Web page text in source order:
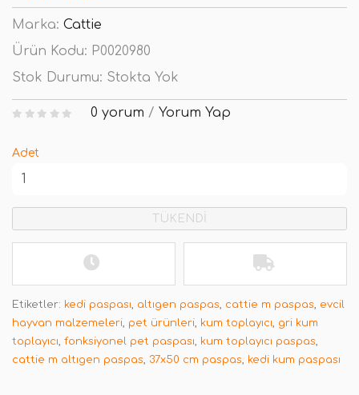
Marka: Cattie
Ürün Kodu: P0020980
Stok Durumu: Stokta Yok
0 yorum / Yorum Yap
Adet
TÜKENDİ
Etiketler: kedi paspası, altıgen paspas, cattie m paspas, evcil
hayvan malzemeleri, pet ürünleri, kum toplayıcı, gri kum
toplayıcı, fonksiyonel pet paspası, kum toplayıcı paspas,
cattie m altıgen paspas, 37x50 cm paspas, kedi kum paspası